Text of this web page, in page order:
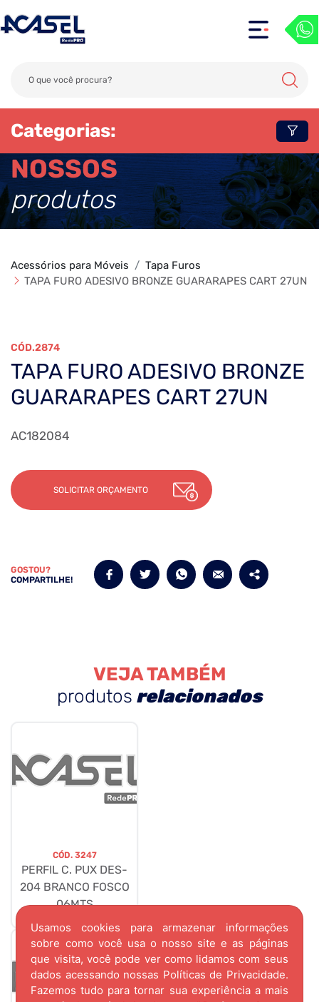
Usamos cookies para armazenar informações
sobre como você usa o nosso site e as páginas
que visita, você pode ver como lidamos com seus
dados acessando nossas Políticas de Privacidade.
Fazemos tudo para tornar sua experiência a mais
Categorias:
NOSSOS
produtos
Acessórios para Móveis
Tapa Furos
TAPA FURO ADESIVO BRONZE GUARARAPES CART 27UN
2874
TAPA FURO ADESIVO BRONZE
GUARARAPES CART 27UN
AC182084
SOLICITAR ORÇAMENTO
GOSTOU?
COMPARTILHE!
VEJA TAMBÉM
produtos relacionados
CÓD. 3247
PERFIL C. PUX DES-
204 BRANCO FOSCO
06MTS